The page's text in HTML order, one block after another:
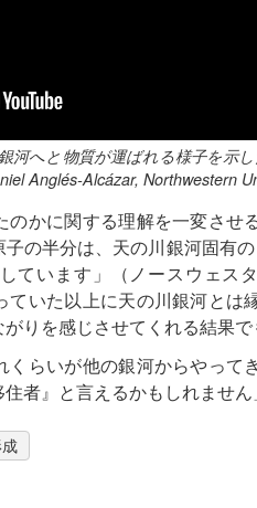
河へと物質が運ばれる様子を示
Anglés-Alcázar, Northwestern
のかに関する理解を一変さ
の半分は、天の川銀河固有
ています」（ノースウェス
いた以上に天の川銀河とは
りを感じさせてくれる結果で
くらいが他の銀河からやっ
者』と言えるかもしれません